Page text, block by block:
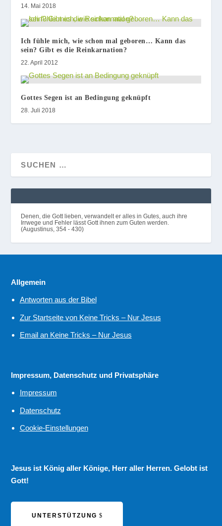
14. Mai 2018
Ich fühle mich, wie schon mal geboren… Kann das
sein? Gibt es die Reinkarnation?
22. April 2012
Gottes Segen ist an Bedingung geknüpft
28. Juli 2018
Denen, die Gott lieben, verwandelt er alles in Gutes, auch ihre
Irrwege und Fehler lässt Gott ihnen zum Guten werden.
(Augustinus, 354 - 430)
Allgemein
Antworten aus der Bibel
Zur Startseite von Keine Tricks – Nur Jesus
Email an Keine Tricks – Nur Jesus
Impressum, Datenschutz und Privatsphäre
Impressum
Datenschutz
Cookie-Einstellungen
Jesus ist König aller Könige, Herr aller Herren. Gelobt ist
Gott!
UNTERSTÜTZUNG